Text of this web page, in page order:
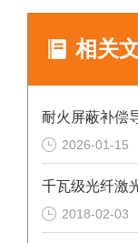
相关
耐火屏蔽补偿
2026-01-15
千瓦级光纤激
2018-02-03